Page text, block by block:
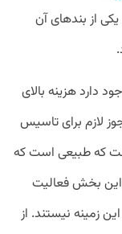
یکی از بندهایآن
.
داردهزینه بالای
لازم برایتاسیس
کهطبیعی استکه
این بخشفعالیت
اینزمینه نیستند. از